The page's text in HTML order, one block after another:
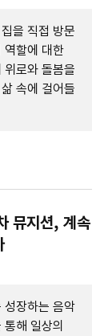
을 직접 방문
역할에 대한
위로와 돌봄을
속에 걸어들
뮤지션, 계속
성장하는 음악
해 일상의